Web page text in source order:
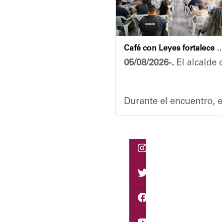
Café con Leyes fortalece el análisis jurídico y
05/08/2026-. El alcalde
Durante el encuentro,
Vladimir Blanco,
El programa "Café